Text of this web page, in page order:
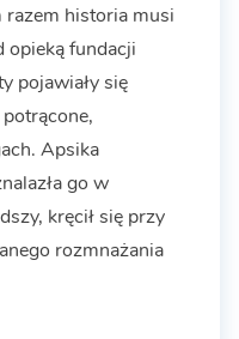
razem historia musi
opieką fundacji
pojawiały się
Apsika
go w
kręcił się przy
rozmnażania